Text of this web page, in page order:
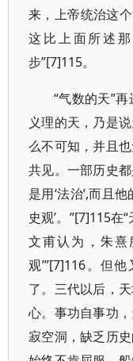
来，上帝统治这个
这比上面所述
步”[7]115。
“气数的天”
义理的天，乃是
么不可知，并且
共见。一部历史
是用‘法治’,而且
史观’。”[7]115在
文甫认为，朱熹
观’”[7]116。但
了。三代以后，
心。事功自事功
寂空洞，缺乏历